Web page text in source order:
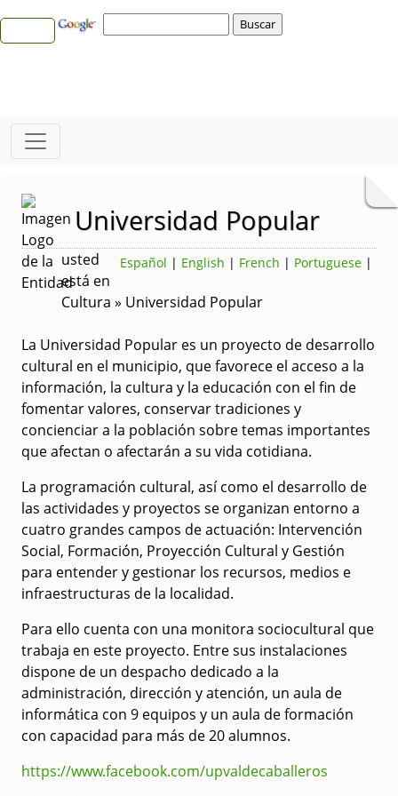
Universidad Popular
Español | English | French | Portuguese |
usted
está en
Cultura » Universidad Popular
La Universidad Popular es un proyecto de desarrollo
cultural en el municipio, que favorece el acceso a la
información, la cultura y la educación con el fin de
fomentar valores, conservar tradiciones y
concienciar a la población sobre temas importantes
que afectan o afectarán a su vida cotidiana.
La programación cultural, así como el desarrollo de
las actividades y proyectos se organizan entorno a
cuatro grandes campos de actuación: Intervención
Social, Formación, Proyección Cultural y Gestión
para entender y gestionar los recursos, medios e
infraestructuras de la localidad.
Para ello cuenta con una monitora sociocultural que
trabaja en este proyecto. Entre sus instalaciones
dispone de un despacho dedicado a la
administración, dirección y atención, un aula de
informática con 9 equipos y un aula de formación
con capacidad para más de 20 alumnos.
https://www.facebook.com/upvaldecaballeros